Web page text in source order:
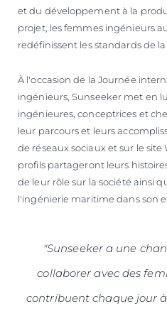
et du développement à la
projet, les femmes ingénieurs
redéfinissent les standards de
À l'occasion de la Journée
ingénieurs, Sunseeker met en
ingénieures, conceptrices et
leur parcours et leurs
de réseaux sociaux et sur le site
profils partageront leurs
de leur rôle sur la société ainsi
l'ingénierie maritime dans son
"Sunseeker a une
collaborer avec des
contribuent chaque jour